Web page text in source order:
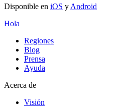
Disponible en iOS y Android
Hola
Regiones
Blog
Prensa
Ayuda
Acerca de
Visión